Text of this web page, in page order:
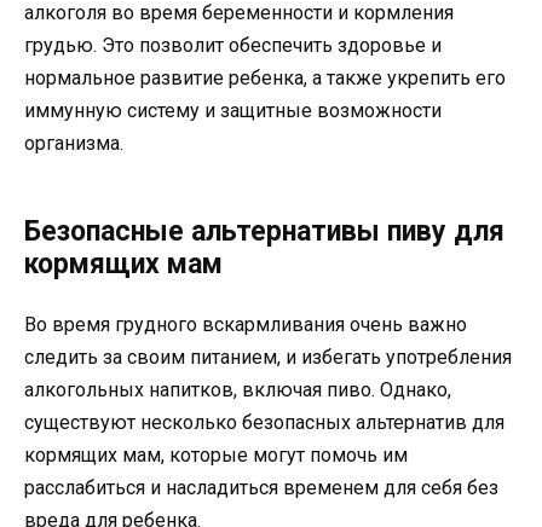
алкоголя во время беременности и кормления
грудью. Это позволит обеспечить здоровье и
нормальное развитие ребенка, а также укрепить его
иммунную систему и защитные возможности
организма.
Безопасные альтернативы пиву для
кормящих мам
Во время грудного вскармливания очень важно
следить за своим питанием, и избегать употребления
алкогольных напитков, включая пиво. Однако,
существуют несколько безопасных альтернатив для
кормящих мам, которые могут помочь им
расслабиться и насладиться временем для себя без
вреда для ребенка.